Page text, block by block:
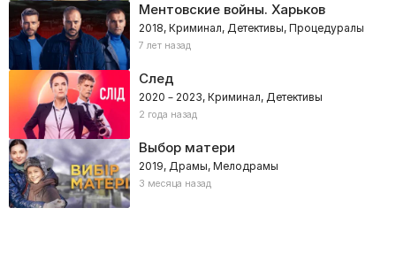
Ментовские войны. Харьков
2018, Криминал, Детективы, Процедуралы
7 лет назад
След
2020 – 2023, Криминал, Детективы
2 года назад
Выбор матери
2019, Драмы, Мелодрамы
3 месяца назад